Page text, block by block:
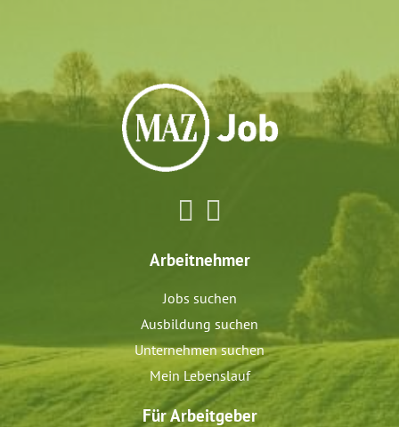
Arbeitnehmer
Jobs suchen
Ausbildung suchen
Unternehmen suchen
Mein Lebenslauf
Für Arbeitgeber